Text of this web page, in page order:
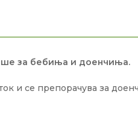
за бебиња и доенчиња.
и се препорачува за